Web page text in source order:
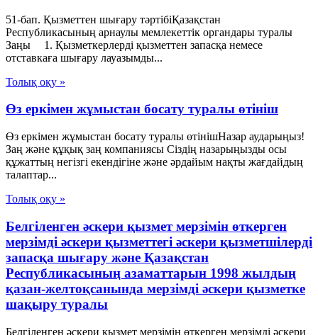
51-бап. Қызметтен шығару тәртібіҚазақстан
Республикасының арнаулы мемлекеттік органдары туралы
Заңы 1. Қызметкерлерді қызметтен запасқа немесе
отставкаға шығару лауазымды...
Толық оқу »
Өз еркімен жұмыстан босату туралы өтініш
Өз еркімен жұмыстан босату туралы өтінішНазар аударыңыз!
Заң және құқық заң компаниясы Сіздің назарыңызды осы
құжаттың негізгі екендігіне және әрдайым нақты жағдайдың
талаптар...
Толық оқу »
Белгiленген әскери қызмет мерзiмiн өткерген
мерзiмдi әскери қызметтегi әскери қызметшiлердi
запасқа шығару және Қазақстан
Республикасының азаматтарын 1998 жылдың
қазан-желтоқсанында мерзiмдi әскери қызметке
шақыру туралы
Белгiленген әскери қызмет мерзiмiн өткерген мерзiмдi әскери